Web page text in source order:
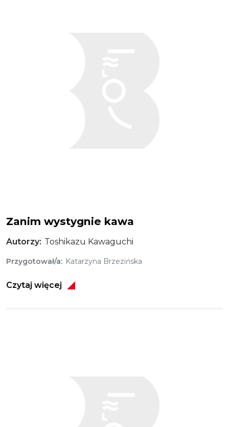
Zanim wystygnie kawa
Autorzy Toshikazu Kawaguchi
Przygotował/a Katarzyna Brzezińska
Czytaj więcej